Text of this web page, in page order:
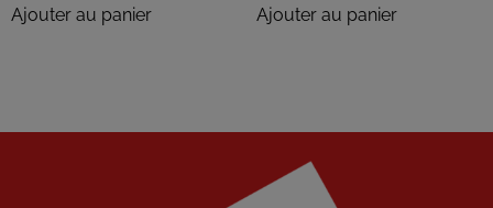
Ajouter au panier Ajouter au panier